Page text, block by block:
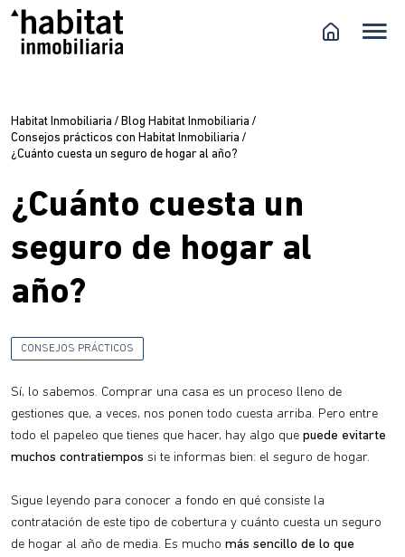
Habitat Inmobiliaria / Blog Habitat Inmobiliaria /
Consejos prácticos con Habitat Inmobiliaria /
¿Cuánto cuesta un seguro de hogar al año?
¿Cuánto cuesta un
seguro de hogar al
año?
CONSEJOS PRÁCTICOS
Sí, lo sabemos. Comprar una casa es un proceso lleno de
gestiones que, a veces, nos ponen todo cuesta arriba. Pero entre
todo el papeleo que tienes que hacer, hay algo que puede evitarte
muchos contratiempos si te informas bien: el seguro de hogar.
Sigue leyendo para conocer a fondo en qué consiste la
contratación de este tipo de cobertura y cuánto cuesta un seguro
de hogar al año de media. Es mucho más sencillo de lo que